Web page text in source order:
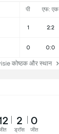
पी एफ: एक
1 2:2
0 0:0
कोष्ठक और स्थान
2
ड्रॉस
0
जीत